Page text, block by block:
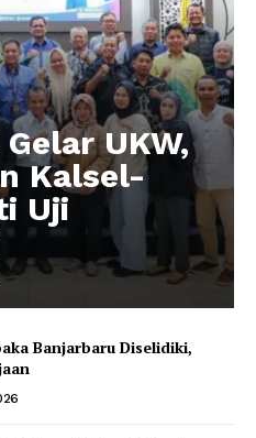
UKW,
Kalsel-
Uji
Banjarbaru Diselidiki,